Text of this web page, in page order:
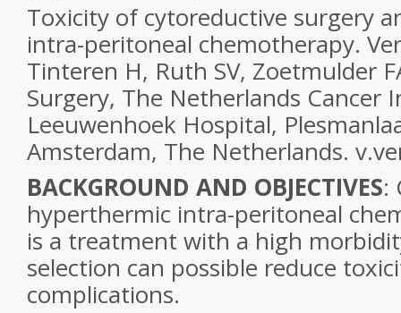
Toxicity of cytoreductive surgery
intra-peritoneal chemotherapy.
Tinteren H, Ruth SV, Zoetmulder
Surgery, The Netherlands
Leeuwenhoek Hospital,
Amsterdam, The Netherlands.
BACKGROUND AND OBJECTIVES:
hyperthermic intra-peritoneal
is a treatment with a high
selection can possible reduce
complications.